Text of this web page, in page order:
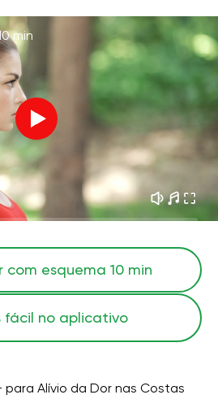
min
com esquema 10 min
fácil no aplicativo
para Alívio da Dor nas Costas